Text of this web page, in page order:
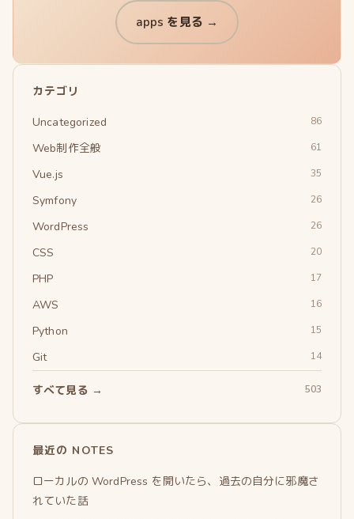
apps を見る →
カテゴリ
Uncategorized 86
Web制作全般 61
Vue.js 35
Symfony 26
WordPress 26
CSS 20
PHP 17
AWS 16
Python 15
Git 14
すべて見る → 503
最近の NOTES
ローカルの WordPress を開いたら、過去の自分に邪魔さ
れていた話